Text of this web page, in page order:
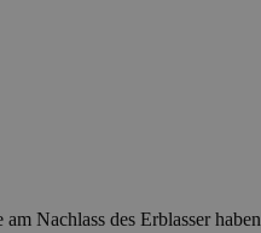
Nachlass des Erblasser